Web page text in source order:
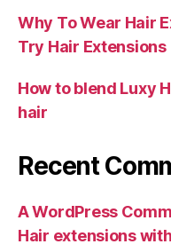
Why To Wear Hair
Try Hair Extensions
How to blend Luxy
hair
Recent
A WordPress
Hair extensions